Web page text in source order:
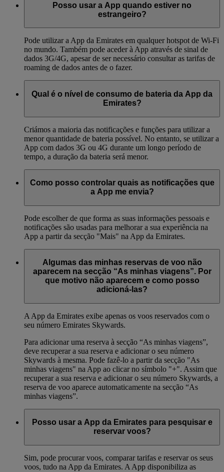
Posso usar a App quando estiver no
estrangeiro?
Pode utilizar a App da Emirates em qualquer hotspot de Wi-Fi
no mundo. Também pode aceder à App através de sinal de
dados 3G/4G, apesar de ser necessário consultar as tarifas de
roaming de dados antes de o fazer.
Qual é o nível de consumo de bateria da App da
Emirates?
Criámos a maioria das notificações e funções para utilizar a
menor quantidade de bateria possível. No entanto, se utilizar a
App com dados 3G ou 4G durante um longo período de
tempo, a duração da bateria será menor.
Como posso controlar quais as notificações que
a App me envia?
Pode escolher de que forma as suas informações pessoais e
notificações são usadas para melhorar a sua experiência na
App a partir da secção "Mais" na App da Emirates.
Algumas das minhas reservas de voo não
aparecem na secção “As minhas viagens”. Por
que motivo não aparecem e como posso
adicioná-las?
A App da Emirates exibe apenas os voos reservados com o
seu número Emirates Skywards.
Para adicionar uma reserva à secção “As minhas viagens”,
deve recuperar a sua reserva e adicionar o seu número
Skywards à mesma. Pode fazê-lo a partir da secção "As
minhas viagens" na App ao clicar no símbolo "+". Assim que
recuperar a sua reserva e adicionar o seu número Skywards, a
reserva de voo aparece automaticamente na secção “As
minhas viagens”.
Posso usar a App da Emirates para pesquisar e
reservar voos?
Sim, pode procurar voos, comparar tarifas e reservar os seus
voos, tudo na App da Emirates. A App disponibiliza as